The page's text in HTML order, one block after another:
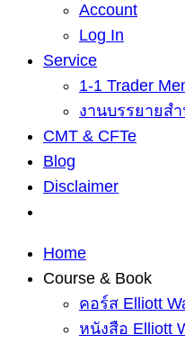
Account
Log In
Service
1-1 Trader
งานบรรยายส
CMT & CFTe
Blog
Disclaimer
Home
Course & Book
คอร์ส Elliott
หนังสือ Elliott